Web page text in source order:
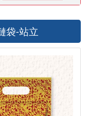
袋-站立